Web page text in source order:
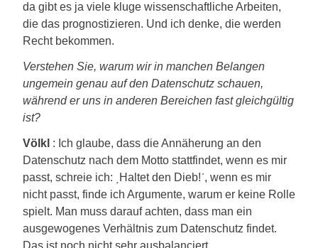
da gibt es ja viele kluge wissenschaftliche Arbeiten,
die das prognostizieren. Und ich denke, die werden
Recht bekommen.
Verstehen Sie, warum wir in manchen Belangen
ungemein genau auf den Datenschutz schauen,
während er uns in anderen Bereichen fast gleichgültig
ist?
Völkl : Ich glaube, dass die Annäherung an den
Datenschutz nach dem Motto stattfindet, wenn es mir
passt, schreie ich: ͵Haltet den Dieb!ʹ, wenn es mir
nicht passt, finde ich Argumente, warum er keine Rolle
spielt. Man muss darauf achten, dass man ein
ausgewogenes Verhältnis zum Datenschutz findet.
Das ist noch nicht sehr ausbalanciert.